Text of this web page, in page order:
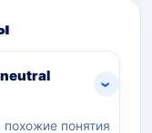
похожие понятия